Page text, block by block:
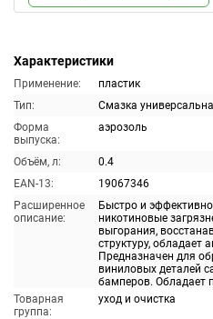
Характеристики
Применение:
пластик
Тип:
Смазка
Форма
выпуска:
аэрозоль
Объём, л:
0.4
EAN-13:
19067346
Расширенное
описание:
Быстро и
никотиновые
выгорания,
структуру, обладает
Предназначен для
виниловых деталей
бамперов. Обладает
Товарная
группа:
уход и очистка